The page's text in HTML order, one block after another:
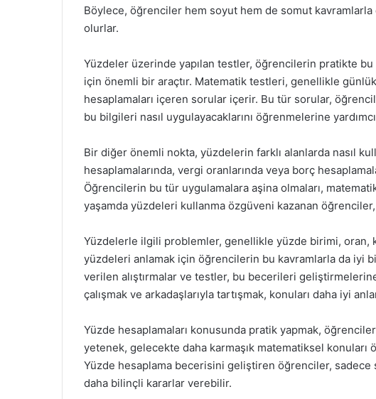
Böylece, öğrenciler hem soyut hem de somut kavramlarla
olurlar.
Yüzdeler üzerinde yapılan testler, öğrencilerin pratikte
için önemli bir araçtır. Matematik testleri, genellikle
hesaplamaları içeren sorular içerir. Bu tür sorular,
bu bilgileri nasıl uygulayacaklarını öğrenmelerine
Bir diğer önemli nokta, yüzdelerin farklı alanlarda nasıl
hesaplamalarında, vergi oranlarında veya borç
Öğrencilerin bu tür uygulamalara aşina olmaları,
yaşamda yüzdeleri kullanma özgüveni kazanan
Yüzdelerle ilgili problemler, genellikle yüzde birimi, oran,
yüzdeleri anlamak için öğrencilerin bu kavramlarla da iyi
verilen alıştırmalar ve testler, bu becerileri
çalışmak ve arkadaşlarıyla tartışmak, konuları daha iyi
Yüzde hesaplamaları konusunda pratik yapmak,
yetenek, gelecekte daha karmaşık matematiksel konuları
Yüzde hesaplama becerisini geliştiren öğrenciler, sadece
daha bilinçli kararlar verebilir.